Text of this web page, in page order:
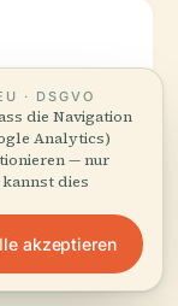
in der App
· DSGVO
die Navigation
Analytics)
— nur
dies
akzeptieren